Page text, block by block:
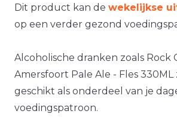
Dit product kan de wekelijkse
op een verder gezond
Alcoholische dranken zoals Rock
Amersfoort Pale Ale - Fles 330ML
geschikt als onderdeel van je
voedingspatroon.